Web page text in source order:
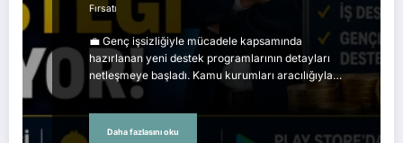
Fırsatı
💼 Genç işsizliğiyle mücadele kapsamında
hazırlanan yeni destek programlarının detayları
netleşmeye başladı. Kamu kurumları aracılığıyla…
Daha fazlasını oku